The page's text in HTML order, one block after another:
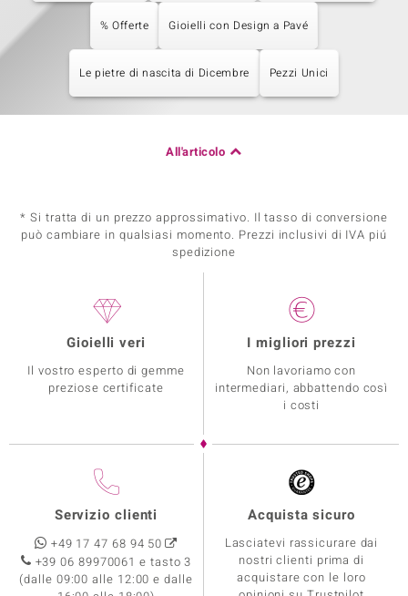
% Offerte Gioielli con Design a Pavé
Le pietre di nascita di Dicembre Pezzi Unici
All'articolo
* Si tratta di un prezzo approssimativo. Il tasso di conversione
può cambiare in qualsiasi momento. Prezzi inclusivi di IVA piú
spedizione
Gioielli veri
Il vostro esperto di gemme
preziose certificate
I migliori prezzi
Non lavoriamo con
intermediari, abbattendo così
i costi
Servizio clienti
+49 17 47 68 94 50
+39 06 89970061 e tasto 3
(dalle 09:00 alle 12:00 e dalle
Acquista sicuro
Lasciatevi rassicurare dai
nostri clienti prima di
acquistare con le loro